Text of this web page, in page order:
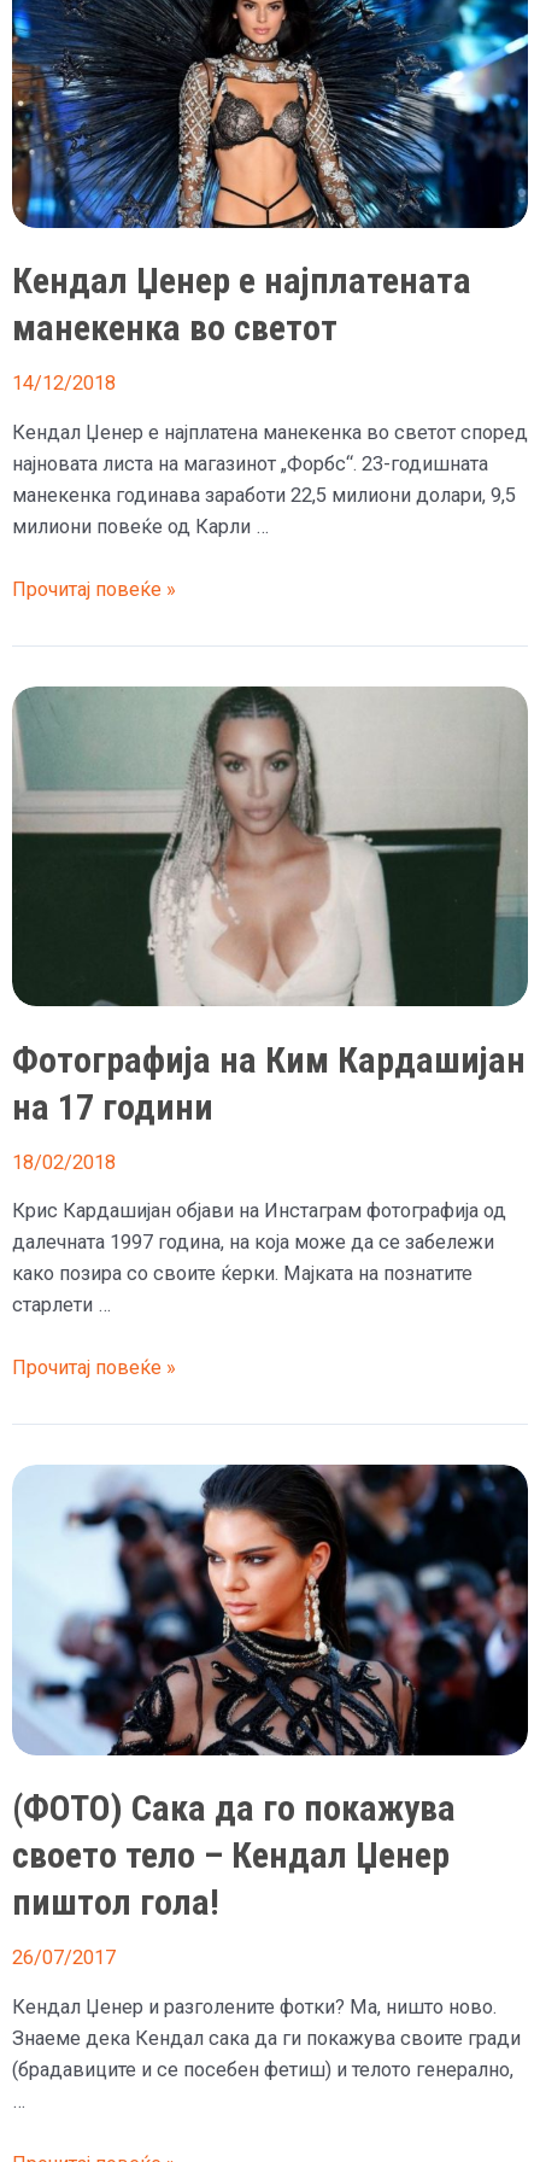
Кендал Џенер е најплатената
манекенка во светот
14/12/2018
Кендал Џенер е најплатена манекенка во светот според
најновата листа на магазинот „Форбс“. 23-годишната
манекенка годинава заработи 22,5 милиони долари, 9,5
милиони повеќе од Карли …
Кендал
е
најплатената
манекенка
во
светот
Прочитај повеќе »
Фотографија на Ким Кардашијан
на 17 години
18/02/2018
Крис Кардашијан објави на Инстаграм фотографија од
далечната 1997 година, на која може да се забележи
како позира со своите ќерки. Мајката на познатите
старлети …
Фотографија
Ким
Кардашијан
на
Прочитај повеќе »
(ФОТО) Сака да го покажува
своето тело – Кендал Џенер
пиштол гола!
26/07/2017
Кендал Џенер и разголените фотки? Мa, ништо ново.
Знаеме дека Кендал сака да ги покажува своите гради
(брадавиците и се посебен фетиш) и телото генерално,
…